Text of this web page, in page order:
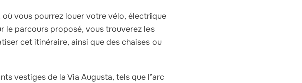
vous pourrez louer votre vélo, électrique
le parcours proposé, vous trouverez les
cet itinéraire, ainsi que des chaises ou
vestiges de la Via Augusta, tels que l’arc